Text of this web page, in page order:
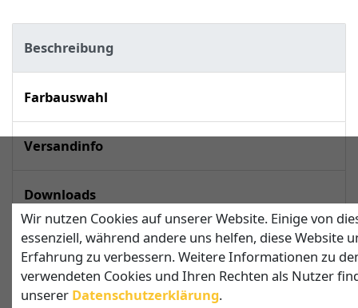
Beschreibung
Farbauswahl
Versandinfo
Downloads
techn. Daten
Wir nutzen Cookies auf unserer Website. Einige von
essenziell, während andere uns helfen, diese Website
Erfahrung zu verbessern. Weitere Informationen zu
verwendeten Cookies und Ihren Rechten als Nutzer
unserer Daten­schutz­erklärung.